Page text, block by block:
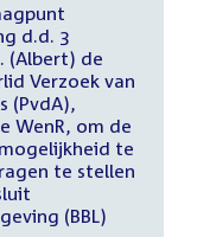
d.d. 3
(Albert) de
Verzoek van
(PvdA),
WenR, om de
te
te stellen
(BBL)